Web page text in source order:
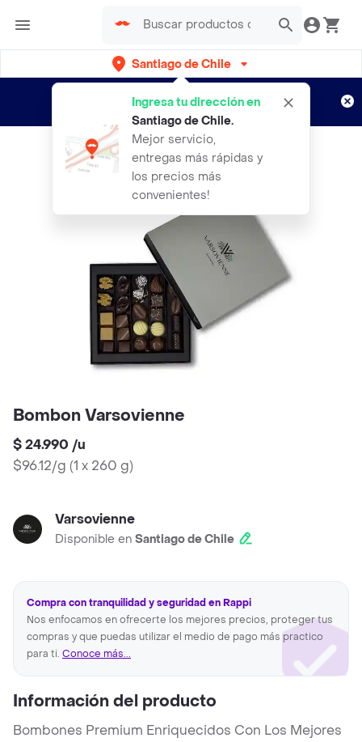
Santiago de Chile
Ingresa tu dirección en
Santiago de Chile.
Mejor servicio,
entregas más rápidas y
los precios más
convenientes!
envíos gratis por semanas
Aplican TyC
Bombon Varsovienne
$ 24.990 /u
$96.12/g (1 x 260 g)
Varsovienne
Disponible en Santiago de Chile
Compra con tranquilidad y seguridad en Rappi
Nos enfocamos en ofrecerte los mejores precios, proteger tus
compras y que puedas utilizar el medio de pago más practico
para ti. Conoce más...
Información del producto
Bombones Premium Enriquecidos Con Los Mejores